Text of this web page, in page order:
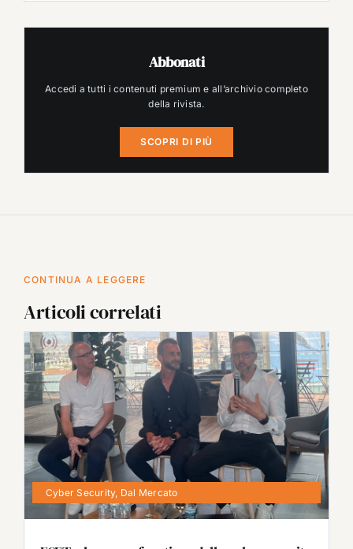
Abbonati
Accedi a tutti i contenuti premium e all’archivio completo
della rivista.
SCOPRI DI PIÙ
CONTINUA A LEGGERE
Articoli correlati
Cyber Security, Dal Mercato